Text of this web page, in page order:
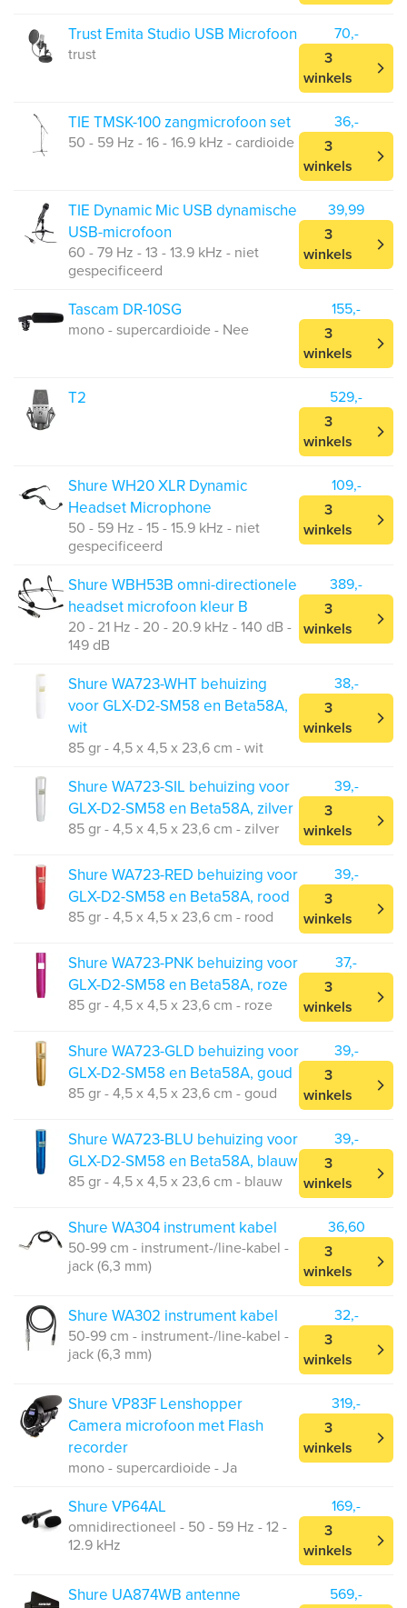
Trust Emita Studio USB Microfoon
trust
70,-
3
winkels
TIE TMSK-100 zangmicrofoon set
50 - 59 Hz - 16 - 16.9 kHz - cardioide
36,-
3
winkels
TIE Dynamic Mic USB dynamische
USB-microfoon
60 - 79 Hz - 13 - 13.9 kHz - niet
gespecificeerd
39,99
3
winkels
Tascam DR-10SG
mono - supercardioide - Nee
155,-
3
winkels
T2
529,-
3
winkels
Shure WH20 XLR Dynamic
Headset Microphone
50 - 59 Hz - 15 - 15.9 kHz - niet
gespecificeerd
109,-
3
winkels
Shure WBH53B omni-directionele
headset microfoon kleur B
20 - 21 Hz - 20 - 20.9 kHz - 140 dB -
149 dB
389,-
3
winkels
Shure WA723-WHT behuizing
voor GLX-D2-SM58 en Beta58A,
wit
85 gr - 4,5 x 4,5 x 23,6 cm - wit
38,-
3
winkels
Shure WA723-SIL behuizing voor
GLX-D2-SM58 en Beta58A, zilver
85 gr - 4,5 x 4,5 x 23,6 cm - zilver
39,-
3
winkels
Shure WA723-RED behuizing voor
GLX-D2-SM58 en Beta58A, rood
85 gr - 4,5 x 4,5 x 23,6 cm - rood
39,-
3
winkels
Shure WA723-PNK behuizing voor
GLX-D2-SM58 en Beta58A, roze
85 gr - 4,5 x 4,5 x 23,6 cm - roze
37,-
3
winkels
Shure WA723-GLD behuizing voor
GLX-D2-SM58 en Beta58A, goud
85 gr - 4,5 x 4,5 x 23,6 cm - goud
39,-
3
winkels
Shure WA723-BLU behuizing voor
GLX-D2-SM58 en Beta58A, blauw
85 gr - 4,5 x 4,5 x 23,6 cm - blauw
39,-
3
winkels
Shure WA304 instrument kabel
50-99 cm - instrument-/line-kabel -
jack (6,3 mm)
36,60
3
winkels
Shure WA302 instrument kabel
50-99 cm - instrument-/line-kabel -
jack (6,3 mm)
32,-
3
winkels
Shure VP83F Lenshopper
Camera microfoon met Flash
recorder
mono - supercardioide - Ja
319,-
3
winkels
Shure VP64AL
omnidirectioneel - 50 - 59 Hz - 12 -
12.9 kHz
169,-
3
winkels
Shure UA874WB antenne 569,-